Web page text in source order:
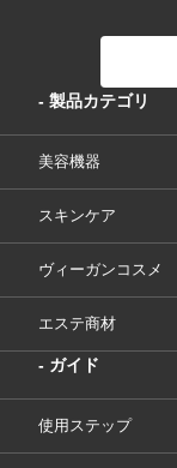
- 製品カテゴリ
美容機器
スキンケア
ヴィーガンコスメ
エステ商材
- ガイド
使用ステップ